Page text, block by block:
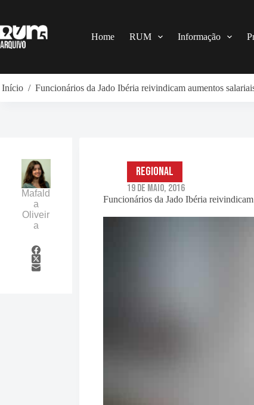
o
conteúdo
Home RUM Informação
Início / Funcionários da Jado Ibéria reivindicam aumentos
Funcionários da Jado Ibéria
Regional
19 de Maio, 2016
Mafald
a
Oliveir
a